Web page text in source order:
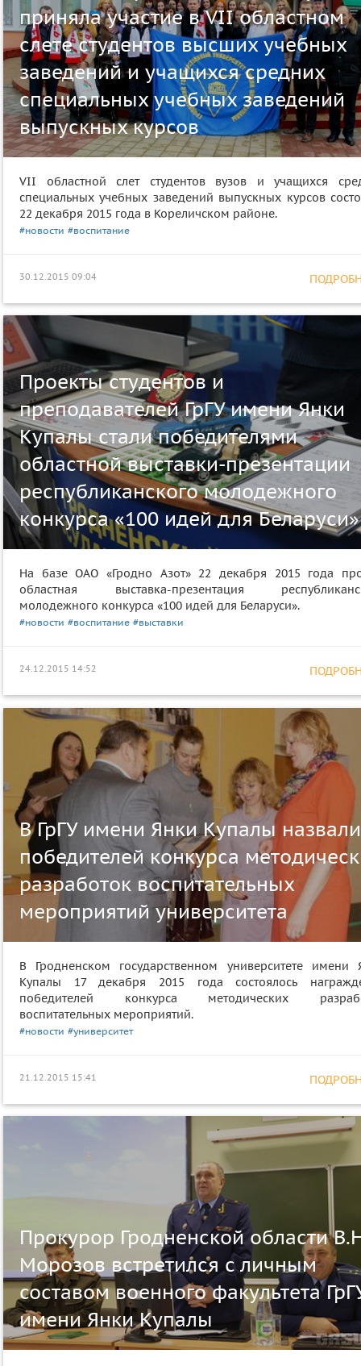
приняла участие в VII областном
слете студентов высших учебных
заведений и учащихся средних
специальных учебных заведений
выпускных курсов
VII областной слет студентов вузов и учащихся
специальных учебных заведений выпускных курсов
22 декабря 2015 года в Кореличском районе.
#новости #воспитание
30.12.2015 09:04
Проекты студентов и
преподавателей ГрГУ имени Янки
Купалы стали победителями
областной выставки-презентации
республиканского молодежного
конкурса «100 идей для Беларуси»
На базе ОАО «Гродно Азот» 22 декабря 2015 года
областная выставка-презентация
молодежного конкурса «100 идей для Беларуси».
#новости #воспитание #выставки
24.12.2015 14:52
В ГрГУ имени Янки Купалы назвали
победителей конкурса
разработок воспитательных
мероприятий университета
В Гродненском государственном университете имени
Купалы 17 декабря 2015 года состоялось
победителей конкурса методических
воспитательных мероприятий.
#новости #университет
21.12.2015 15:41
Прокурор Гродненской области
Морозов встретился с личным
составом военного факультета
имени Янки Купалы